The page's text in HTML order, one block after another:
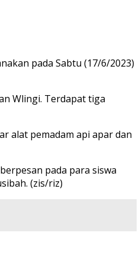
pada Sabtu (17/6/2023)
Wlingi. Terdapat tiga
alat pemadam api apar dan
pada para siswa
(zis/riz)